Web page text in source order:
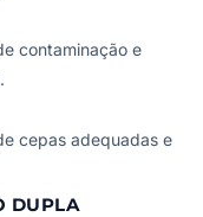
contaminação e
cepas adequadas e
DUPLA